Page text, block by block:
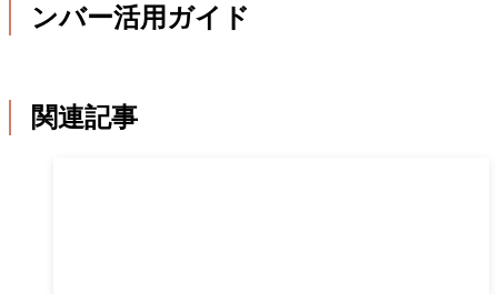
ンバー活用ガイド
関連記事